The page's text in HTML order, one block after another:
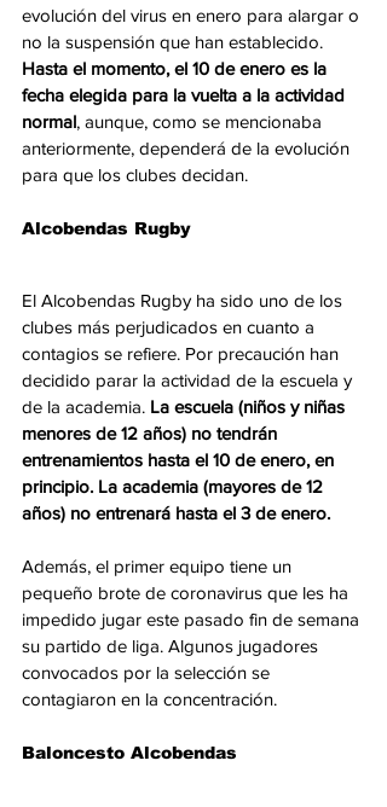
evolución del virus en enero para alargar o
no la suspensión que han establecido.
Hasta el momento, el 10 de enero es la
fecha elegida para la vuelta a la actividad
normal, aunque, como se mencionaba
anteriormente, dependerá de la evolución
para que los clubes decidan.
Alcobendas Rugby
El Alcobendas Rugby ha sido uno de los
clubes más perjudicados en cuanto a
contagios se refiere. Por precaución han
decidido parar la actividad de la escuela y
de la academia. La escuela (niños y niñas
menores de 12 años) no tendrán
entrenamientos hasta el 10 de enero, en
principio. La academia (mayores de 12
años) no entrenará hasta el 3 de enero.
Además, el primer equipo tiene un
pequeño brote de coronavirus que les ha
impedido jugar este pasado fin de semana
su partido de liga. Algunos jugadores
convocados por la selección se
contagiaron en la concentración.
Baloncesto Alcobendas